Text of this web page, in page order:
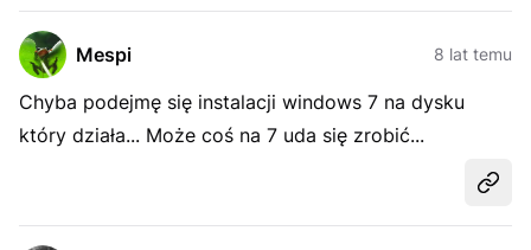
Mespi 8 lat temu
Chyba podejmę się instalacji windows 7 na dysku
który działa... Może coś na 7 uda się zrobić...